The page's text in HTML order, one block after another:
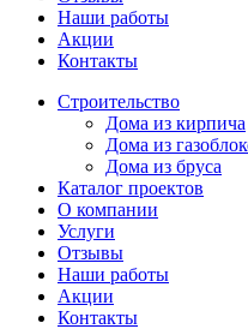
Наши работы
Акции
Контакты
Строительство
Дома из кирпича
Дома из
Дома из бруса
Каталог проектов
О компании
Услуги
Отзывы
Наши работы
Акции
Контакты